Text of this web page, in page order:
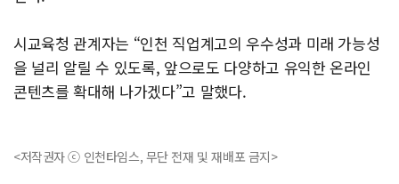
시교육청 관계자는 “인천 직업계고의 우수성과 미래 가능성
을 널리 알릴 수 있도록, 앞으로도 다양하고 유익한 온라인
콘텐츠를 확대해 나가겠다”고 말했다.
<저작권자 ⓒ 인천타임스, 무단 전재 및 재배포 금지>